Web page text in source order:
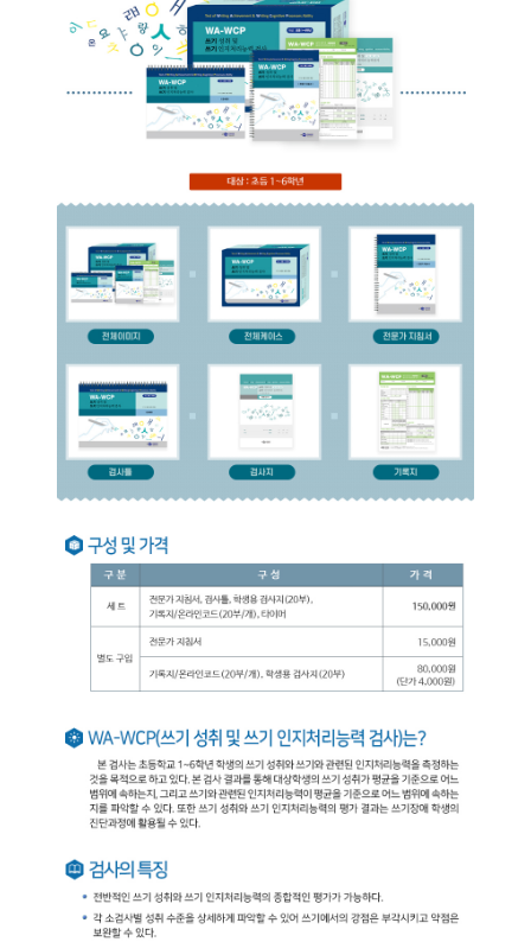
인싸이트는 '학지사 심리검사연구소'의 새 이름입니다.